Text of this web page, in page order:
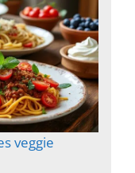
veggie